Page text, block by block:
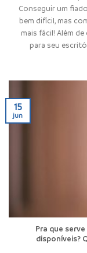
Conseguir um
bem difícil, mas
mais fácil! Além
para seu
Pra que
disponíveis?
15
jun